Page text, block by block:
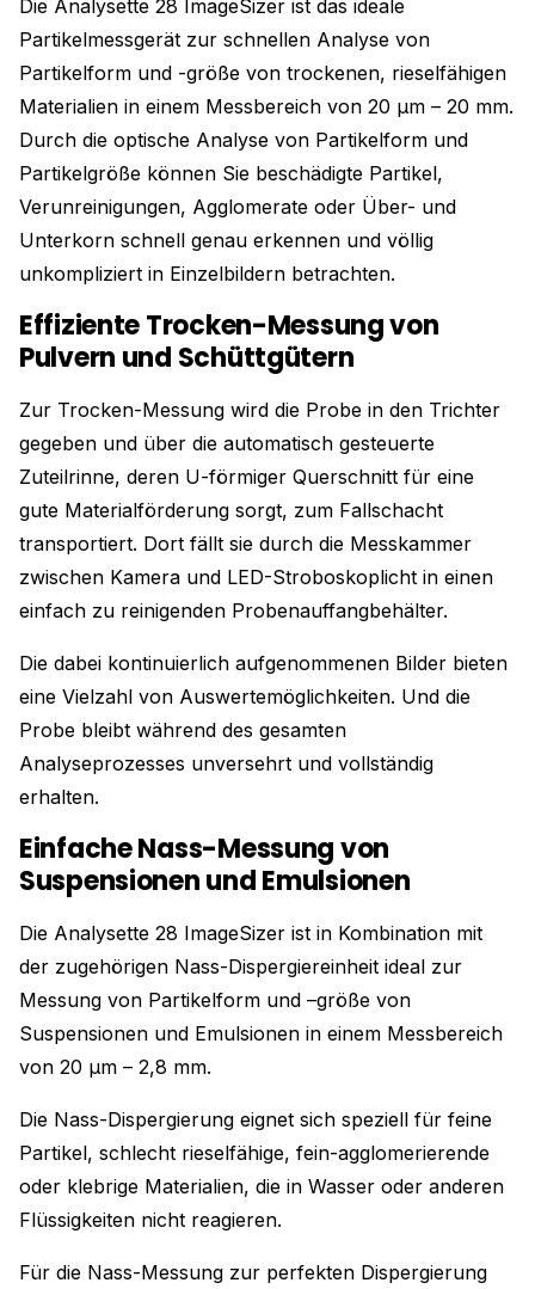
Die Analysette 28 ImageSizer ist das ideale
Partikelmessgerät zur schnellen Analyse von
Partikelform und -größe von trockenen, rieselfähigen
Materialien in einem Messbereich von 20 µm – 20 mm.
Durch die optische Analyse von Partikelform und
Partikelgröße können Sie beschädigte Partikel,
Verunreinigungen, Agglomerate oder Über- und
Unterkorn schnell genau erkennen und völlig
unkompliziert in Einzelbildern betrachten.
Effiziente Trocken-Messung von
Pulvern und Schüttgütern
Zur Trocken-Messung wird die Probe in den Trichter
gegeben und über die automatisch gesteuerte
Zuteilrinne, deren U-förmiger Querschnitt für eine
gute Materialförderung sorgt, zum Fallschacht
transportiert. Dort fällt sie durch die Messkammer
zwischen Kamera und LED-Stroboskoplicht in einen
einfach zu reinigenden Probenauffangbehälter.
Die dabei kontinuierlich aufgenommenen Bilder bieten
eine Vielzahl von Auswertemöglichkeiten. Und die
Probe bleibt während des gesamten
Analyseprozesses unversehrt und vollständig
erhalten.
Einfache Nass-Messung von
Suspensionen und Emulsionen
Die Analysette 28 ImageSizer ist in Kombination mit
der zugehörigen Nass-Dispergiereinheit ideal zur
Messung von Partikelform und –größe von
Suspensionen und Emulsionen in einem Messbereich
von 20 µm – 2,8 mm.
Die Nass-Dispergierung eignet sich speziell für feine
Partikel, schlecht rieselfähige, fein-agglomerierende
oder klebrige Materialien, die in Wasser oder anderen
Flüssigkeiten nicht reagieren.
Für die Nass-Messung zur perfekten Dispergierung